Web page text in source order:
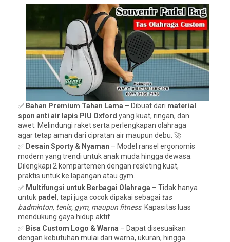
✅ Bahan Premium Tahan Lama – Dibuat dari material
spon anti air lapis PIU Oxford yang kuat, ringan, dan
awet. Melindungi raket serta perlengkapan olahraga
agar tetap aman dari cipratan air maupun debu. 🚀
✅ Desain Sporty & Nyaman – Model ransel ergonomis
modern yang trendi untuk anak muda hingga dewasa.
Dilengkapi 2 kompartemen dengan resleting kuat,
praktis untuk ke lapangan atau gym.
✅ Multifungsi untuk Berbagai Olahraga – Tidak hanya
untuk padel , tapi juga cocok dipakai sebagai tas
badminton, tenis, gym, maupun fitness. Kapasitas luas
mendukung gaya hidup aktif.
✅ Bisa Custom Logo & Warna – Dapat disesuaikan
dengan kebutuhan mulai dari warna, ukuran, hingga